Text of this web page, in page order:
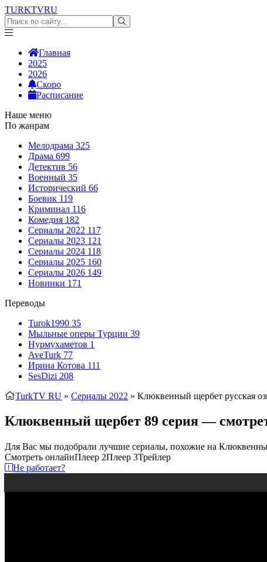
TURKTVRU
Главная
2025
2026
Скоро
Расписание
Наше меню
По жанрам
Мелодрама 325
Драма 699
Детектив 56
Военный 35
Исторический 66
Боевик 119
Криминал 116
Комедия 182
Сериалы 2022 117
Сериалы 2023 121
Сериалы 2024 118
Сериалы 2025 160
Сериалы 2026 149
Новинки 171
Переводы
Turok1990 35
Мыльные оперы Турции 39
Нурмухаметов 1
AveTurk 77
Ирина Котова 111
SesDizi 208
TurkTV RU » Сериалы 2022 » Клюквенный щербет русская
Клюквенный щербет 89 серия —
Для Вас мы подобрали лучшие сериалы, похожие на
Смотреть онлайнПлеер 2Плеер 3Трейлер
Не работает?